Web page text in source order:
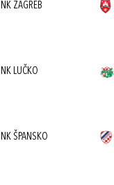
NK ZAGREB
NK LUČKO
NK ŠPANSKO